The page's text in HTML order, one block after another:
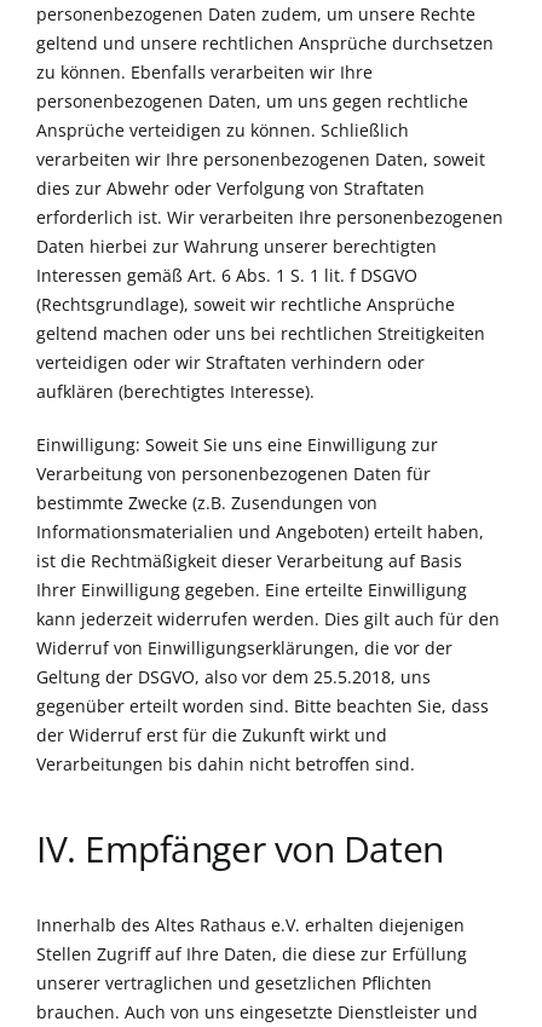
personenbezogenen Daten zudem, um unsere Rechte
geltend und unsere rechtlichen Ansprüche durchsetzen
zu können. Ebenfalls verarbeiten wir Ihre
personenbezogenen Daten, um uns gegen rechtliche
Ansprüche verteidigen zu können. Schließlich
verarbeiten wir Ihre personenbezogenen Daten, soweit
dies zur Abwehr oder Verfolgung von Straftaten
erforderlich ist. Wir verarbeiten Ihre personenbezogenen
Daten hierbei zur Wahrung unserer berechtigten
Interessen gemäß Art. 6 Abs. 1 S. 1 lit. f DSGVO
(Rechtsgrundlage), soweit wir rechtliche Ansprüche
geltend machen oder uns bei rechtlichen Streitigkeiten
verteidigen oder wir Straftaten verhindern oder
aufklären (berechtigtes Interesse).
Einwilligung: Soweit Sie uns eine Einwilligung zur
Verarbeitung von personenbezogenen Daten für
bestimmte Zwecke (z.B. Zusendungen von
Informationsmaterialien und Angeboten) erteilt haben,
ist die Rechtmäßigkeit dieser Verarbeitung auf Basis
Ihrer Einwilligung gegeben. Eine erteilte Einwilligung
kann jederzeit widerrufen werden. Dies gilt auch für den
Widerruf von Einwilligungserklärungen, die vor der
Geltung der DSGVO, also vor dem 25.5.2018, uns
gegenüber erteilt worden sind. Bitte beachten Sie, dass
der Widerruf erst für die Zukunft wirkt und
Verarbeitungen bis dahin nicht betroffen sind.
IV. Empfänger von Daten
Innerhalb des Altes Rathaus e.V. erhalten diejenigen
Stellen Zugriff auf Ihre Daten, die diese zur Erfüllung
unserer vertraglichen und gesetzlichen Pflichten
brauchen. Auch von uns eingesetzte Dienstleister und